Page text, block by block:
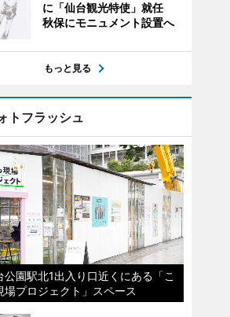
に「仙台観光特使」就任
秋保にモニュメント設置へ
もっと見る
トフラッシュ
公園駅北1出入り口近くにある「こ
場プロジェクト」スペース